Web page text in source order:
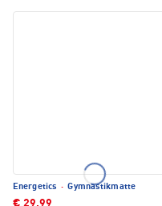
Energetics · Gymnastikmatte